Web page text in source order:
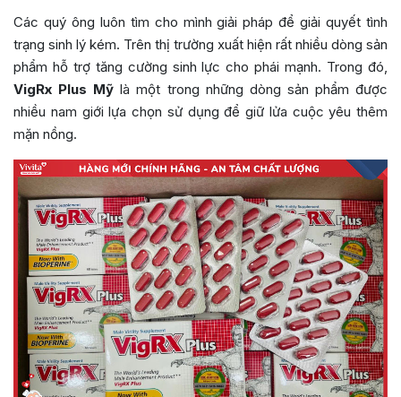
Các quý ông luôn tìm cho mình giải pháp để giải quyết tình
trạng sinh lý kém. Trên thị trường xuất hiện rất nhiều dòng sản
phẩm hỗ trợ tăng cường sinh lực cho phái mạnh. Trong đó,
VigRx Plus Mỹ là một trong những dòng sản phẩm được
nhiều nam giới lựa chọn sử dụng để giữ lửa cuộc yêu thêm
mặn nồng.